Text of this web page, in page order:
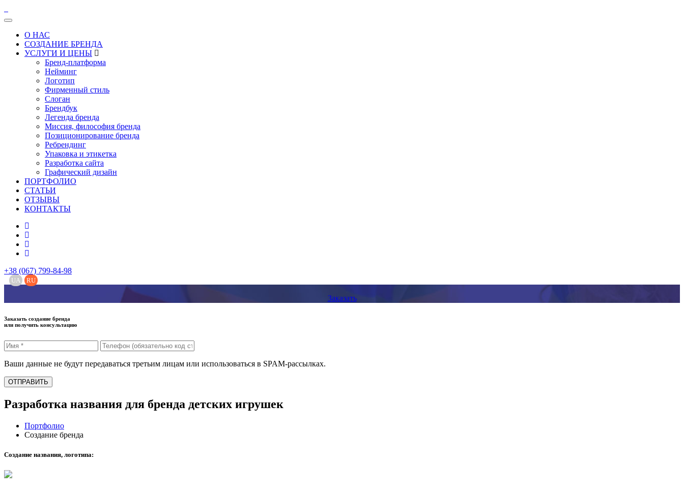
О НАС
СОЗДАНИЕ БРЕНДА
УСЛУГИ И ЦЕНЫ
Бренд-платформа
Нейминг
Логотип
Фирменный стиль
Слоган
Брендбук
Легенда бренда
Миссия, философия бренда
Позиционирование бренда
Ребрендинг
Упаковка и этикетка
Разработка сайта
Графический дизайн
ПОРТФОЛИО
СТАТЬИ
ОТЗЫВЫ
КОНТАКТЫ
+38 (067) 799-84-98
UA RU
Заказать
Заказать создание бренда
или получить консультацию
Ваши данные не будут передаваться третьим лицам или использоваться в SPAM-рассылках.
ОТПРАВИТЬ
Разработка названия для бренда детских игрушек
Портфолио
Создание бренда
Создание названия, логотипа: